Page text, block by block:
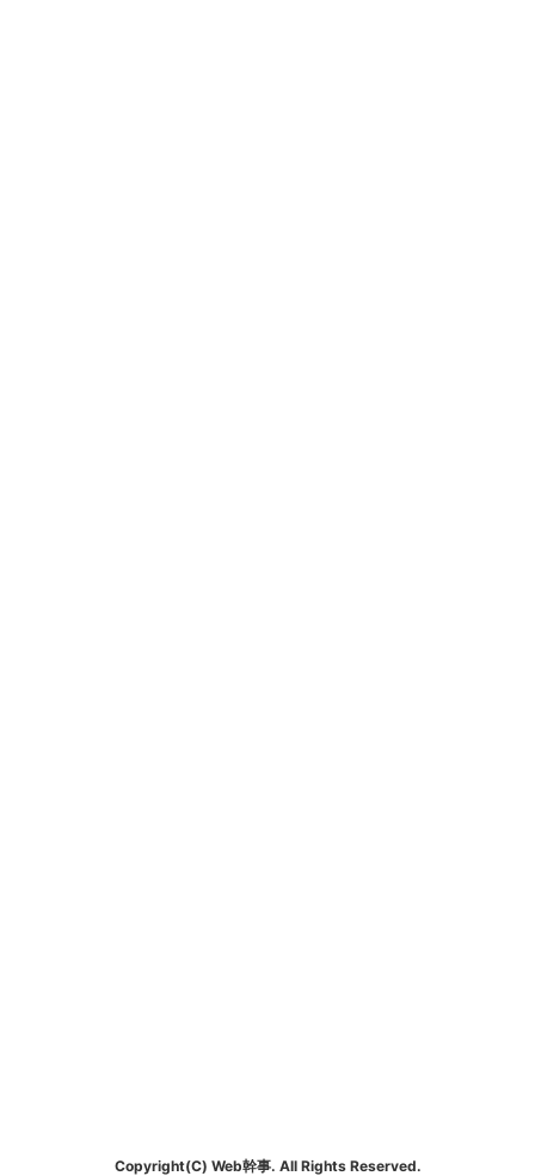
Copyright(C) Web幹事. All Rights Reserved.